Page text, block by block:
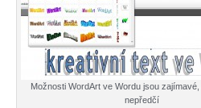
Možnosti WordArt ve Wordu jsou zajímavé,
nepředčí